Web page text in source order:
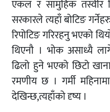
एकल र सामुहिक तस्वीर
सरकारले त्यहाँ बोटिङ
रिपोटिङ गरिरहनु भएको
थिएनौ । भोक असाध्यै
ढिलो हुने भएको छिटो
रमणीय छ । गर्मी
देखिन्छ,त्यहाँको दृष्य ।